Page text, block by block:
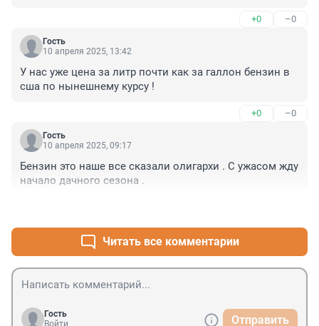
+0 –0
Гость
10 апреля 2025, 13:42
У нас уже цена за литр почти как за галлон бензин в
сша по нынешнему курсу !
+0 –0
Гость
10 апреля 2025, 09:17
Бензин это наше все сказали олигархи . С ужасом жду
начало дачного сезона .
Читать все комментарии
Гость
Отправить